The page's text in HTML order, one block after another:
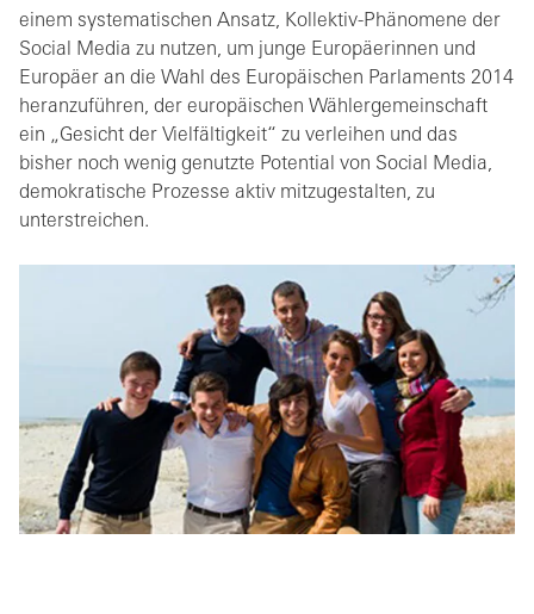
einem systematischen Ansatz, Kollektiv-Phänomene der
Social Media zu nutzen, um junge Europäerinnen und
Europäer an die Wahl des Europäischen Parlaments 2014
heranzuführen, der europäischen Wählergemeinschaft
ein „Gesicht der Vielfältigkeit“ zu verleihen und das
bisher noch wenig genutzte Potential von Social Media,
demokratische Prozesse aktiv mitzugestalten, zu
unterstreichen.